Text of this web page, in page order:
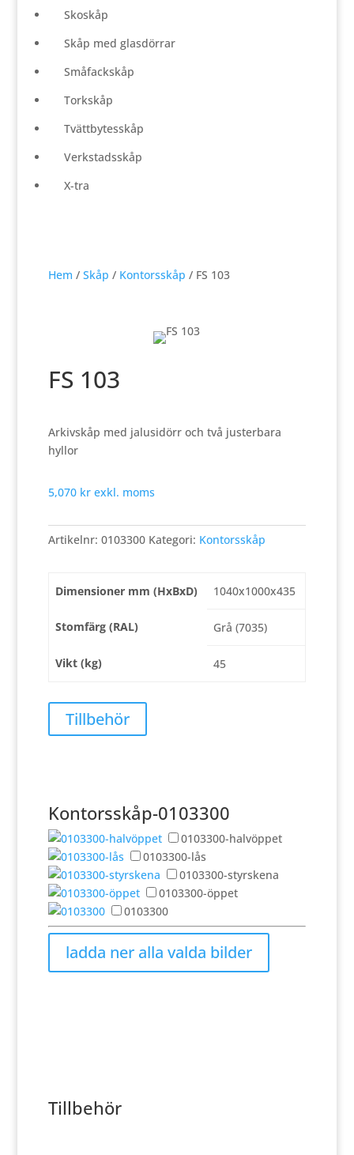
Skoskåp
Skåp med glasdörrar
Småfackskåp
Torkskåp
Tvättbytesskåp
Verkstadsskåp
X-tra
Hem / Skåp / Kontorsskåp / FS 103
FS 103
Arkivskåp med jalusidörr och två justerbara
hyllor
5,070 krexkl. moms
Artikelnr: 0103300 Kategori: Kontorsskåp
Dimensioner mm (HxBxD) 1040x1000x435
Stomfärg (RAL) Grå (7035)
Vikt (kg) 45
Tillbehör
Kontorsskåp-0103300
0103300-halvöppet
0103300-lås
0103300-styrskena
0103300-öppet
0103300
Tillbehör